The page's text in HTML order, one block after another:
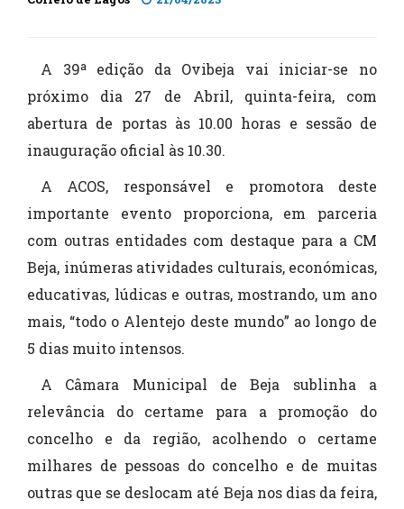
A 39ª edição da Ovibeja vai iniciar-se no
próximo dia 27 de Abril, quinta-feira, com
abertura de portas às 10.00 horas e sessão de
inauguração oficial às 10.30.
A ACOS, responsável e promotora deste
importante evento proporciona, em parceria
com outras entidades com destaque para a CM
Beja, inúmeras atividades culturais, económicas,
educativas, lúdicas e outras, mostrando, um ano
mais, “todo o Alentejo deste mundo” ao longo de
5 dias muito intensos.
A Câmara Municipal de Beja sublinha a
relevância do certame para a promoção do
concelho e da região, acolhendo o certame
milhares de pessoas do concelho e de muitas
outras que se deslocam até Beja nos dias da feira,